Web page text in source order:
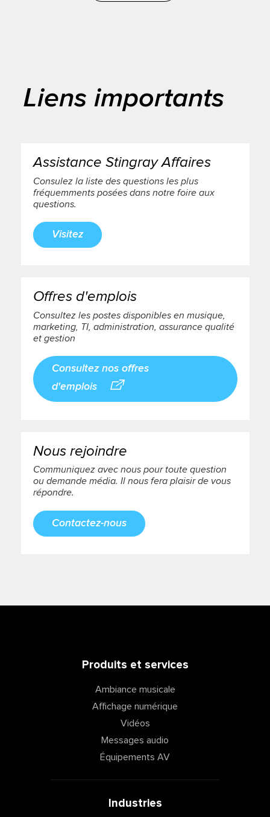
Liens importants
Assistance Stingray Affaires
Consulez la liste des questions les plus
fréquemments posées dans notre foire aux
questions.
Visitez
Offres d'emplois
Consultez les postes disponibles en musique,
marketing, TI, administration, assurance qualité
et gestion
Consultez nos offres
d'emplois
Nous rejoindre
Communiquez avec nous pour toute question
ou demande média. Il nous fera plaisir de vous
répondre.
Contactez-nous
Produits et services
Ambiance musicale
Affichage numérique
Vidéos
Messages audio
Équipements AV
Industries